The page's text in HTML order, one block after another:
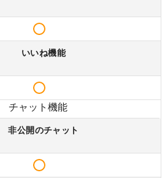
いいね機能
チャット機能
非公開のチャット